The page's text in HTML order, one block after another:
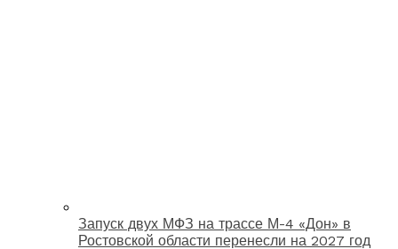
Запуск двух МФЗ на трассе М-4 «Дон» в
Ростовской области перенесли на 2027 год